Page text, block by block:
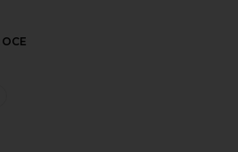
ICON TO SEE MORE OPTIONS